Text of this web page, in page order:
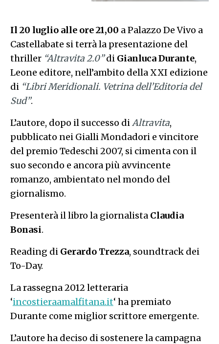
Il 20 luglio alle ore 21,00 a Palazzo De Vivo a
Castellabate si terrà la presentazione del
thriller “Altravita 2.0”di Gianluca Durante,
Leone editore, nell’ambito della XXI edizione
di “Libri Meridionali. Vetrina dell’Editoria del
Sud”.
L’autore, dopo il successo diAltravita,
pubblicato nei Gialli Mondadori e vincitore
del premio Tedeschi 2007, si cimenta con il
suo secondo e ancora più avvincente
romanzo, ambientato nel mondo del
giornalismo.
Presenterà il libro la giornalistaClaudia
Bonasi.
Reading di Gerardo Trezza, soundtrack dei
To-Day.
La rassegna 2012 letteraria
‘incostieraamalfitana.it‘ ha premiato
Durante come miglior scrittore emergente.
L’autore ha deciso di sostenere la campagna